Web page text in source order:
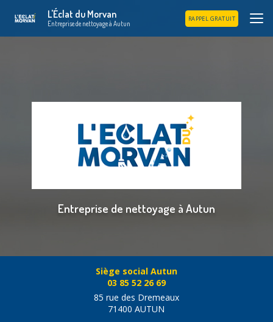
principal
L'Éclat du Morvan
Entreprise de nettoyage à Autun
RAPPEL GRATUIT
Entreprise de nettoyage à Autun
Siège social Autun
03 85 52 26 69
85 rue des Dremeaux
71400 AUTUN